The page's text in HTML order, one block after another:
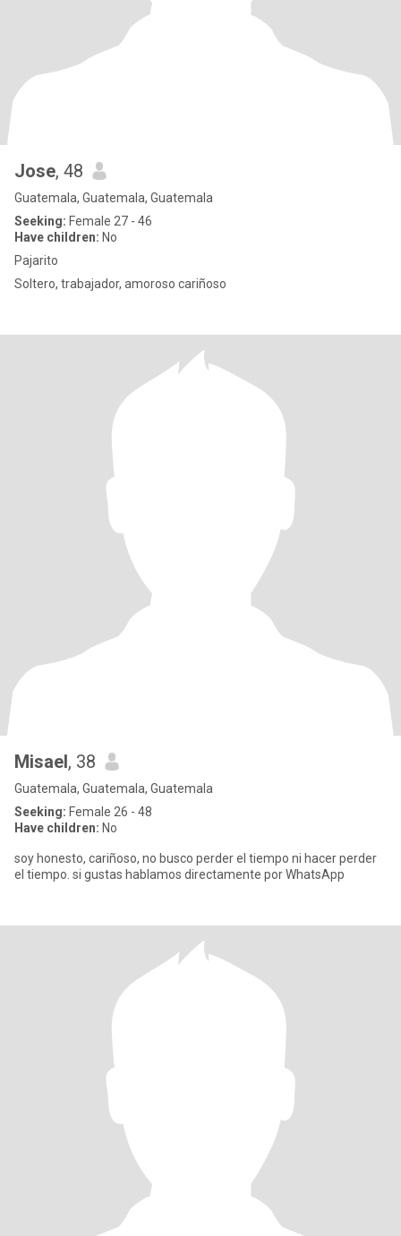
Jose, 48
Guatemala, Guatemala, Guatemala
Seeking: Female 27 - 46
Have children: No
Pajarito
Soltero, trabajador, amoroso cariñoso
Misael, 38
Guatemala, Guatemala, Guatemala
Seeking: Female 26 - 48
Have children: No
soy honesto, cariñoso, no busco perder el tiempo ni hacer perder
el tiempo. si gustas hablamos directamente por WhatsApp